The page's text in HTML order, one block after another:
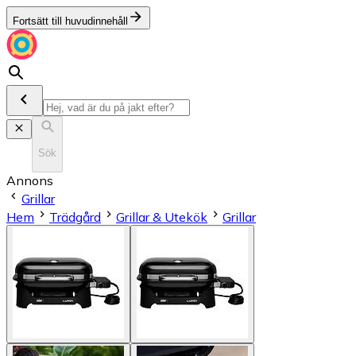
Fortsätt till huvudinnehåll
Sök
Annons
Grillar
Hem
Trädgård Grillar & Utekök Grillar